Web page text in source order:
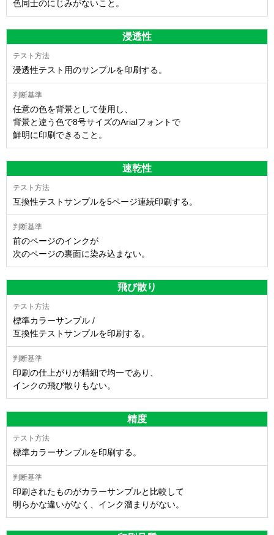
色同士のにじみがないこと。
浸透性
浸透性テスト用のサンプルを印刷する。
任意の色を背景として使用し、
背景と違う色で8号サイズのArialフォントで
鮮明に印刷できること。
速乾性
互換性テストサンプルを5ページ連続印刷する。
前のページのインクが
次のページの裏面に染み込まない。
飛び散り
標準カラーサンプル /
互換性テストサンプルを印刷する。
印刷の仕上がりが精細で均一であり、
インクの飛び散りもない。
精度
標準カラーサンプルを印刷する。
印刷されたものがカラーサンプルと比較して
明らかな違いがなく、インク溜まりがない。